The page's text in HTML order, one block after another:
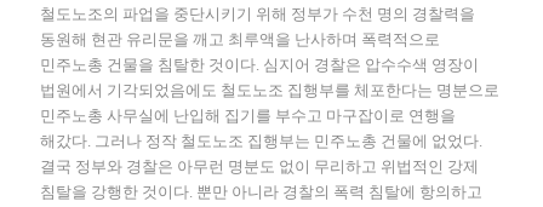
철도노조의 파업을 중단시키기 위해 정부가 수천 명의 경찰력을
동원해 현관 유리문을 깨고 최루액을 난사하며 폭력적으로
민주노총 건물을 침탈한 것이다. 심지어 경찰은 압수수색 영장이
법원에서 기각되었음에도 철도노조 집행부를 체포한다는 명분으로
민주노총 사무실에 난입해 집기를 부수고 마구잡이로 연행을
해갔다. 그러나 정작 철도노조 집행부는 민주노총 건물에 없었다.
결국 정부와 경찰은 아무런 명분도 없이 무리하고 위법적인 강제
침탈을 강행한 것이다. 뿐만 아니라 경찰의 폭력 침탈에 항의하고